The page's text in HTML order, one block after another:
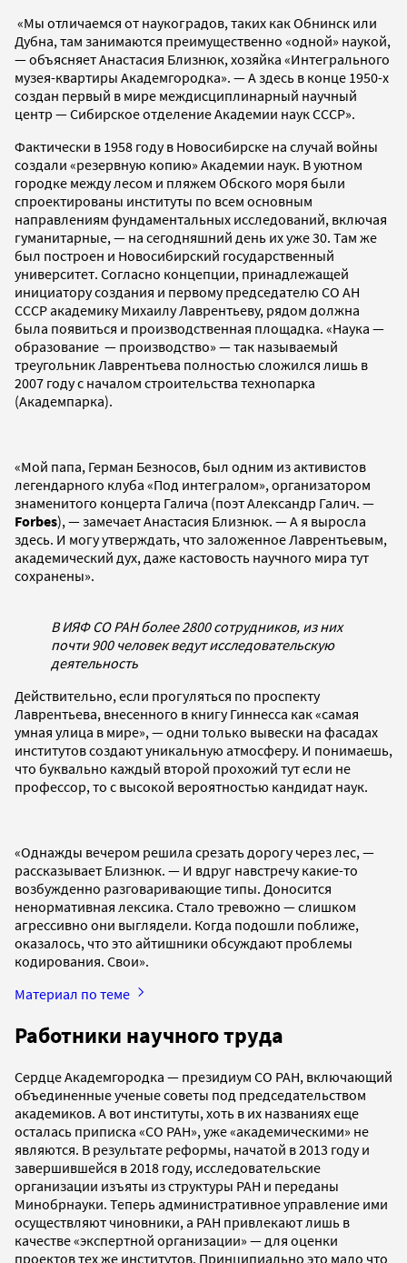
«Мы отличаемся от наукоградов, таких как Обнинск или
Дубна, там занимаются преимущественно «одной» наукой,
— объясняет Анастасия Близнюк, хозяйка «Интегрального
музея-квартиры Академгородка». — А здесь в конце 1950-х
создан первый в мире междисциплинарный научный
центр — Сибирское отделение Академии наук СССР».
Фактически в 1958 году в Новосибирске на случай войны
создали «резервную копию» Академии наук. В уютном
городке между лесом и пляжем Обского моря были
спроектированы институты по всем основным
направлениям фундаментальных исследований, включая
гуманитарные, — на сегодняшний день их уже 30. Там же
был построен и Новосибирский государственный
университет. Согласно концепции, принадлежащей
инициатору создания и первому председателю СО АН
СССР академику Михаилу Лаврентьеву, рядом должна
была появиться и производственная площадка. «Наука —
образование — производство» — так называемый
треугольник Лаврентьева полностью сложился лишь в
2007 году с началом строительства технопарка
(Академпарка).
«Мой папа, Герман Безносов, был одним из активистов
легендарного клуба «Под интегралом», организатором
знаменитого концерта Галича (поэт Александр Галич. —
Forbes), — замечает Анастасия Близнюк. — А я выросла
здесь. И могу утверждать, что заложенное Лаврентьевым,
академический дух, даже кастовость научного мира тут
сохранены».
В ИЯФ СО РАН более 2800 сотрудников, из них
почти 900 человек ведут исследовательскую
деятельность
Действительно, если прогуляться по проспекту
Лаврентьева, внесенного в книгу Гиннесса как «самая
умная улица в мире», — одни только вывески на фасадах
институтов создают уникальную атмосферу. И понимаешь,
что буквально каждый второй прохожий тут если не
профессор, то с высокой вероятностью кандидат наук.
«Однажды вечером решила срезать дорогу через лес, —
рассказывает Близнюк. — И вдруг навстречу какие-то
возбужденно разговаривающие типы. Доносится
ненормативная лексика. Стало тревожно — слишком
агрессивно они выглядели. Когда подошли поближе,
оказалось, что это айтишники обсуждают проблемы
кодирования. Свои».
Материал по теме
Работники научного труда
Сердце Академгородка — президиум СО РАН, включающий
объединенные ученые советы под председательством
академиков. А вот институты, хоть в их названиях еще
осталась приписка «СО РАН», уже «академическими» не
являются. В результате реформы, начатой в 2013 году и
завершившейся в 2018 году, исследовательские
организации изъяты из структуры РАН и переданы
Минобрнауки. Теперь административное управление ими
осуществляют чиновники, а РАН привлекают лишь в
качестве «экспертной организации» — для оценки
проектов тех же институтов. Принципиально это мало что